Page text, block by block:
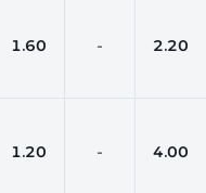
1.60 - 2.20
1.20 - 4.00